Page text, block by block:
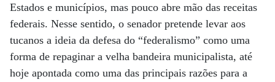
Estados e municípios, mas pouco abre mão das receitas
federais. Nesse sentido, o senador pretende levar aos
tucanos a ideia da defesa do “federalismo” como uma
forma de repaginar a velha bandeira municipalista, até
hoje apontada como uma das principais razões para a